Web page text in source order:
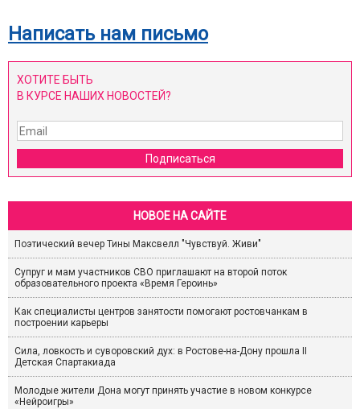
Написать нам письмо
ХОТИТЕ БЫТЬ
В КУРСЕ НАШИХ НОВОСТЕЙ?
Подписаться
НОВОЕ НА САЙТЕ
Поэтический вечер Тины Максвелл "Чувствуй. Живи"
Супруг и мам участников СВО приглашают на второй поток
образовательного проекта «Время Героинь»
Как специалисты центров занятости помогают ростовчанкам в
построении карьеры
Сила, ловкость и суворовский дух: в Ростове-на-Дону прошла II
Детская Спартакиада
Молодые жители Дона могут принять участие в новом конкурсе
«Нейроигры»